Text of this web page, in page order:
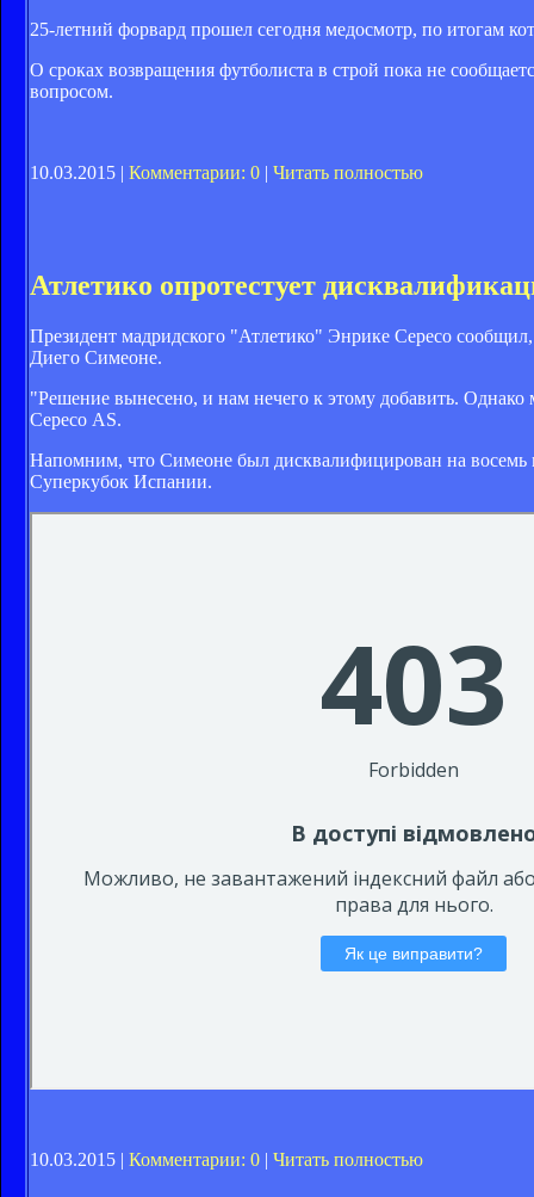
25-летний форвард прошел сегодня медосмотр, по итогам
О сроках возвращения футболиста в строй пока не
вопросом.
10.03.2015 | Комментарии: 0 | Читать полностью
Атлетико опротестует
Президент мадридского "Атлетико" Энрике Сересо
Диего Симеоне.
"Решение вынесено, и нам нечего к этому добавить. Однако
Сересо AS.
Напомним, что Симеоне был дисквалифицирован на восемь
Суперкубок Испании.
10.03.2015 | Комментарии: 0 | Читать полностью